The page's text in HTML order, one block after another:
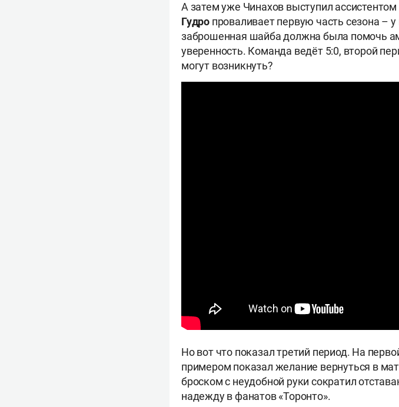
А затем уже Чинахов выступил
Гудро проваливает первую часть сезона –
заброшенная шайба должна была помочь
уверенность. Команда ведёт 5:0, второй
могут возникнуть?
Но вот что показал третий период. На
примером показал желание вернуться в
броском с неудобной руки сократил
надежду в фанатов «Торонто».